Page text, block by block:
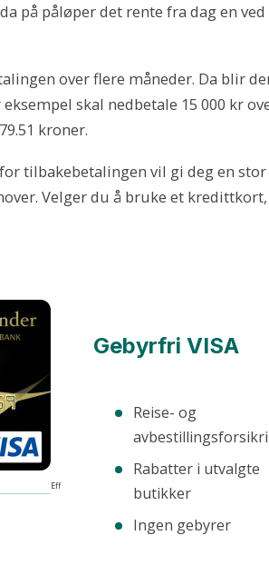
på påløper det rente fra dag en ved
over flere måneder. Da blir
skal nedbetale 15 000 kr
kroner.
tilbakebetalingen vil gi deg en
Velger du å bruke et
Eff
Gebyrfri VISA
Reise- og
Rabatter i utvalgte
butikker
Ingen gebyrer